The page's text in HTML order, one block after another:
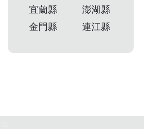
宜蘭縣
澎湖縣
金門縣
連江縣
:::